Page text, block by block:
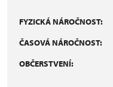
FYZICKÁ NÁROČNOST:
ČASOVÁ NÁROČNOST:
OBČERSTVENÍ: